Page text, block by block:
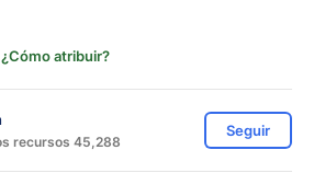
¿Cómo atribuir?
recursos 45,288
Seguir